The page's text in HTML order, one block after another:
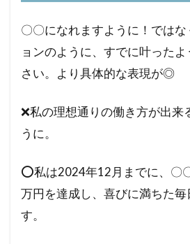
〇〇になれますように！では
ョンのように、すでに叶った
さい。より具体的な表現が◎
❌私の理想通りの働き方が出来
うに。
⭕️私は2024年12月までに、
万円を達成し、喜びに満ちた毎
す。